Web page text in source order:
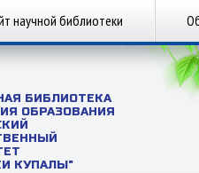
научной библиотеки
БИБЛИОТЕКА
ОБРАЗОВАНИЯ
КУПАЛЫ"